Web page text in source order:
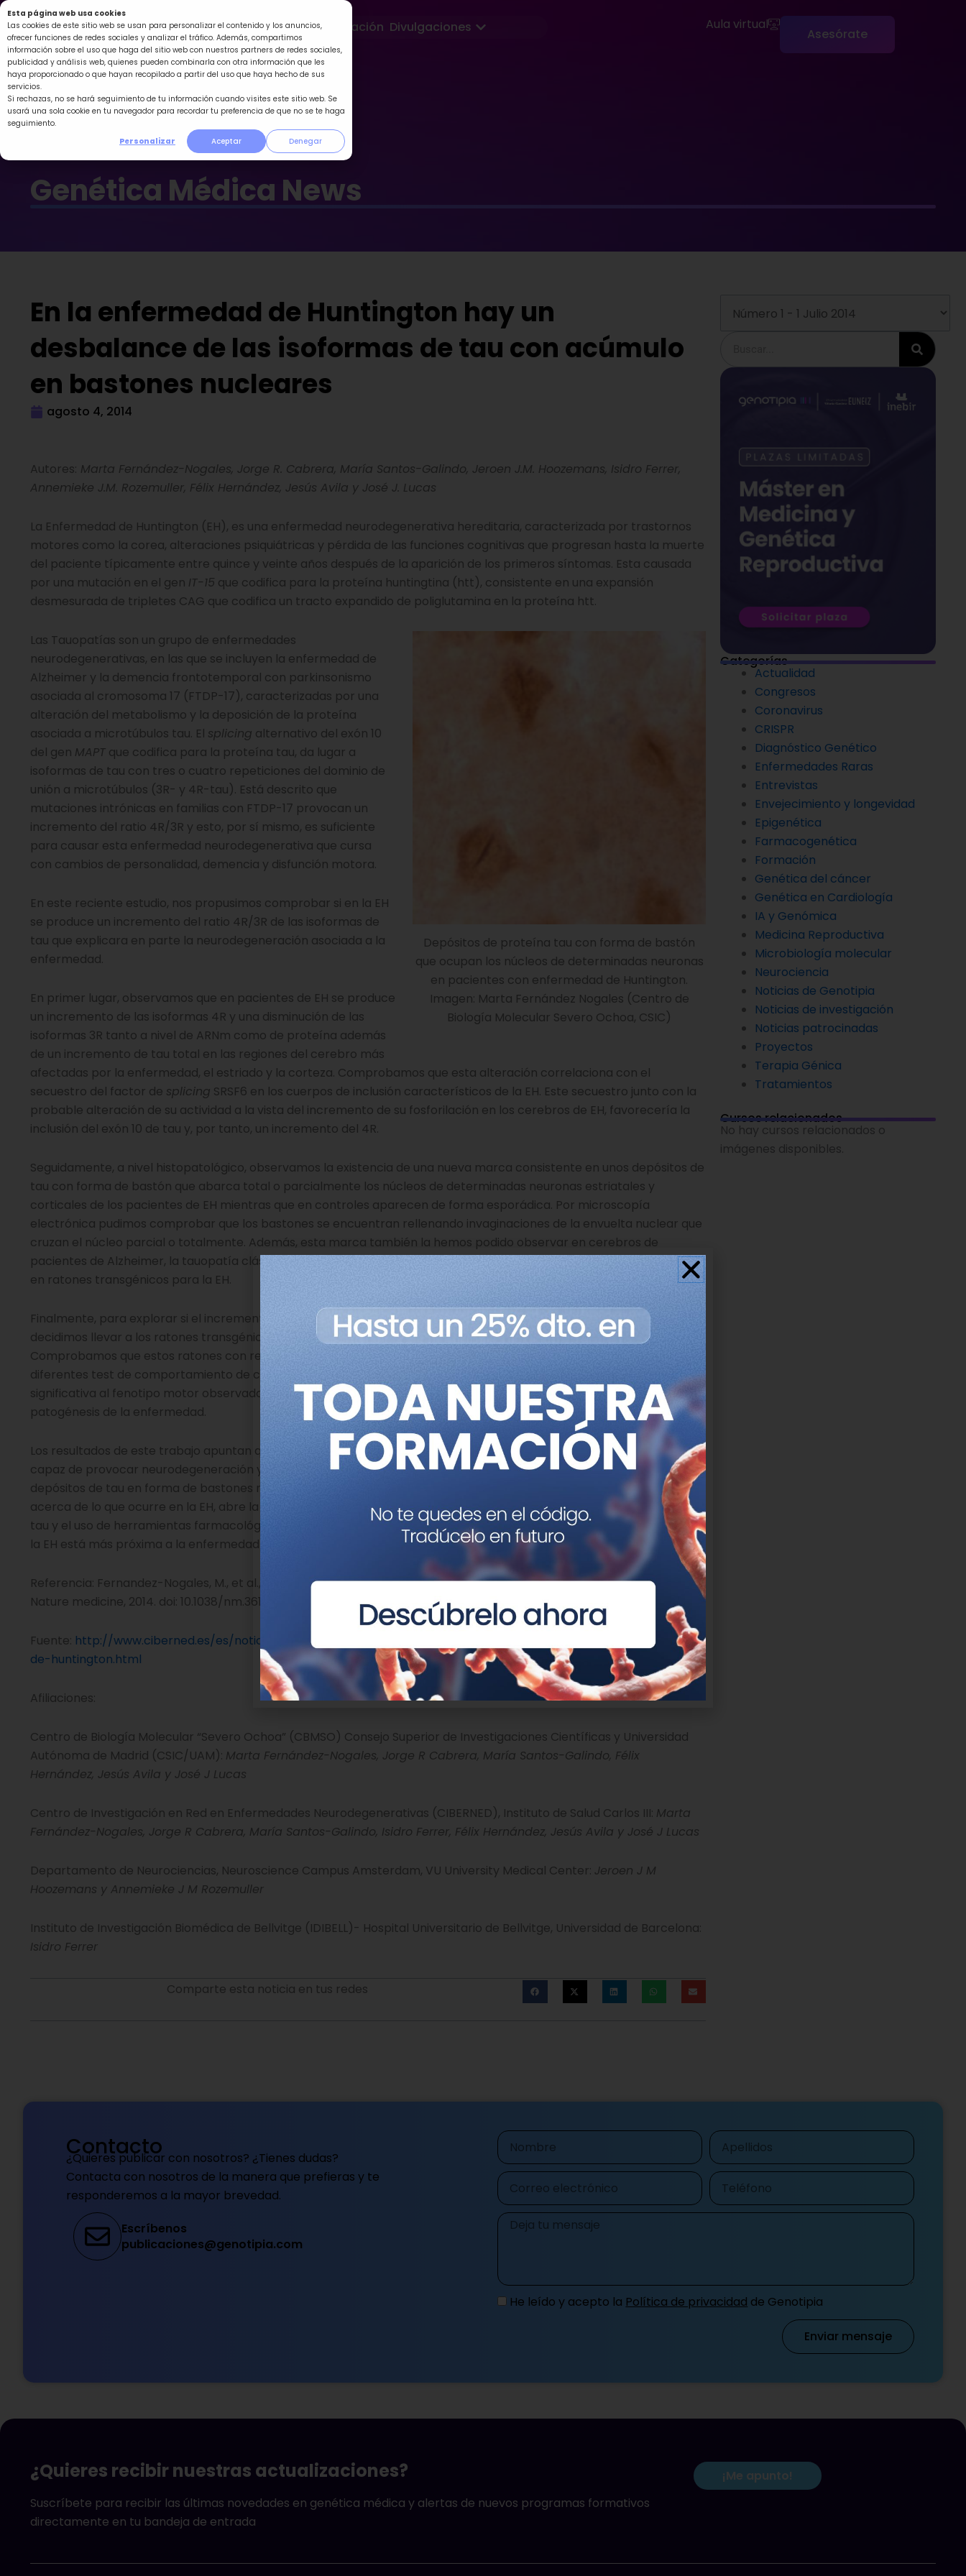
Esta página web usa cookies
Las cookies de este sitio web se usan para personalizar el contenido y los anuncios,
ofrecer funciones de redes sociales y analizar el tráfico. Además, compartimos
información sobre el uso que haga del sitio web con nuestros partners de redes sociales,
publicidad y análisis web, quienes pueden combinarla con otra información que les
haya proporcionado o que hayan recopilado a partir del uso que haya hecho de sus
servicios.
Si rechazas, no se hará seguimiento de tu información cuando visites este sitio web. Se
usará una sola cookie en tu navegador para recordar tu preferencia de que no se te haga
seguimiento.
Personalizar
Aceptar Denegar
Ir
al
contenido
Formación Divulgaciones Abrir Divulgaciones Aula virtual
Asesórate
Genética Médica News
En la enfermedad de Huntington hay un
desbalance de las isoformas de tau con acúmulo
en bastones nucleares
agosto 4, 2014
Autores: Marta Fernández-Nogales, Jorge R. Cabrera, María Santos-Galindo, Jeroen J.M. Hoozemans, Isidro Ferrer,
Annemieke J.M. Rozemuller, Félix Hernández, Jesús Avila y José J. Lucas
La Enfermedad de Huntington (EH), es una enfermedad neurodegenerativa hereditaria, caracterizada por trastornos
motores como la corea, alteraciones psiquiátricas y pérdida de las funciones cognitivas que progresan hasta la muerte
del paciente típicamente entre quince y veinte años después de la aparición de los primeros síntomas. Esta causada
por una mutación en el gen IT-15 que codifica para la proteína huntingtina (htt), consistente en una expansión
desmesurada de tripletes CAG que codifica un tracto expandido de poliglutamina en la proteína htt.
Depósitos de proteína tau con forma de bastón
que ocupan los núcleos de determinadas neuronas
en pacientes con enfermedad de Huntington.
Imagen: Marta Fernández Nogales (Centro de
Biología Molecular Severo Ochoa, CSIC)
Las Tauopatías son un grupo de enfermedades
neurodegenerativas, en las que se incluyen la enfermedad de
Alzheimer y la demencia frontotemporal con parkinsonismo
asociada al cromosoma 17 (FTDP-17), caracterizadas por una
alteración del metabolismo y la deposición de la proteína
asociada a microtúbulos tau. El splicing alternativo del exón 10
del gen MAPT que codifica para la proteína tau, da lugar a
isoformas de tau con tres o cuatro repeticiones del dominio de
unión a microtúbulos (3R- y 4R-tau). Está descrito que
mutaciones intrónicas en familias con FTDP-17 provocan un
incremento del ratio 4R/3R y esto, por sí mismo, es suficiente
para causar esta enfermedad neurodegenerativa que cursa
con cambios de personalidad, demencia y disfunción motora.
En este reciente estudio, nos propusimos comprobar si en la EH
se produce un incremento del ratio 4R/3R de las isoformas de
tau que explicara en parte la neurodegeneración asociada a la
enfermedad.
En primer lugar, observamos que en pacientes de EH se produce
un incremento de las isoformas 4R y una disminución de las
isoformas 3R tanto a nivel de ARNm como de proteína además
de un incremento de tau total en las regiones del cerebro más
afectadas por la enfermedad, el estriado y la corteza. Comprobamos que esta alteración correlaciona con el
secuestro del factor de splicing SRSF6 en los cuerpos de inclusión característicos de la EH. Este secuestro junto con la
probable alteración de su actividad a la vista del incremento de su fosforilación en los cerebros de EH, favorecería la
inclusión del exón 10 de tau y, por tanto, un incremento del 4R.
Seguidamente, a nivel histopatológico, observamos la existencia de una nueva marca consistente en unos depósitos de
tau con forma de bastón que abarca total o parcialmente los núcleos de determinadas neuronas estriatales y
corticales de los pacientes de EH mientras que en controles aparecen de forma esporádica. Por microscopía
electrónica pudimos comprobar que los bastones se encuentran rellenando invaginaciones de la envuelta nuclear que
cruzan el núcleo parcial o totalmente. Además, esta marca también la hemos podido observar en cerebros de
pacientes de Alzheimer, la tauopatía clásica por excelencia. Todos estos resultados fuimos capaces de reproducirlos
en ratones transgénicos para la EH.
Finalmente, para explorar si el incremento del ratio 4R/3R y del tau total proporciona una ganancia de función tóxica,
decidimos llevar a los ratones transgénicos para la EH, a un fondo heterocigoto y homocigotoknockoutde tau.
Comprobamos que estos ratones con reducción parcial o total de tau, presentan una mejoría significativa en
diferentes test de comportamiento de coordinación motora. Esto indica, por tanto, que tau contribuye de forma
significativa al fenotipo motor observado en los ratones transgénicos de EH y que está jugando un papel en la
patogénesis de la enfermedad.
Los resultados de este trabajo apuntan que la EH es una tauopatía ya que cursa con un incremento del ratio 4R/3R
capaz de provocar neurodegeneración y con la aparición de una nueva marca histopatológica consistente en
depósitos de tau en forma de bastones nucleares. Este descubrimiento además de ampliar el campo de conocimiento
acerca de lo que ocurre en la EH, abre la posibilidad del uso de todos los conocimientos que se tienen sobre la proteína
tau y el uso de herramientas farmacológicas en desarrollo para otras tauopatías debido a que hemos demostrado que
la EH está más próxima a la enfermedad de Alzheimer de lo que se pensaba.
Referencia: Fernandez-Nogales, M., et al.,
Huntington’s disease is a four-repeat tauopathy with tau nuclear rods.
Nature medicine, 2014. doi: 10.1038/nm.3617.
Fuente: http://www.ciberned.es/es/noticias/blog/623-descubren-el-papel-de-la-proteina-tau-en-la-enfermedad-
de-huntington.html
Afiliaciones:
Centro de Biología Molecular “Severo Ochoa” (CBMSO) Consejo Superior de Investigaciones Científicas y Universidad
Autónoma de Madrid (CSIC/UAM): Marta Fernández-Nogales, Jorge R Cabrera, María Santos-Galindo, Félix
Hernández, Jesús Avila y José J Lucas
Centro de Investigación en Red en Enfermedades Neurodegenerativas (CIBERNED), Instituto de Salud Carlos III: Marta
Fernández-Nogales, Jorge R Cabrera, María Santos-Galindo, Isidro Ferrer, Félix Hernández, Jesús Avila y José J Lucas
Departamento de Neurociencias, Neuroscience Campus Amsterdam, VU University Medical Center: Jeroen J M
Hoozemans y Annemieke J M Rozemuller
Instituto de Investigación Biomédica de Bellvitge (IDIBELL)- Hospital Universitario de Bellvitge, Universidad de Barcelona:
Isidro Ferrer
Comparte esta noticia en tus redes
Categorías
Actualidad
Congresos
Coronavirus
CRISPR
Diagnóstico Genético
Enfermedades Raras
Entrevistas
Envejecimiento y longevidad
Epigenética
Farmacogenética
Formación
Genética del cáncer
Genética en Cardiología
IA y Genómica
Medicina Reproductiva
Microbiología molecular
Neurociencia
Noticias de Genotipia
Noticias de investigación
Noticias patrocinadas
Proyectos
Terapia Génica
Tratamientos
Cursos relacionados
No hay cursos relacionados o
imágenes disponibles.
Contacto
¿Quieres publicar con nosotros? ¿Tienes dudas?
Contacta con nosotros de la manera que prefieras y te
responderemos a la mayor brevedad.
Escríbenos
publicaciones@genotipia.com
Nombre Apellidos
Correo
electrónico
Teléfono
Mensaje
He leído y acepto la Política de privacidad de Genotipia
Enviar mensaje
¿Quieres recibir nuestras actualizaciones?
Suscríbete para recibir las últimas novedades en genética médica y alertas de nuevos programas formativos
directamente en tu bandeja de entrada
¡Me apunto!